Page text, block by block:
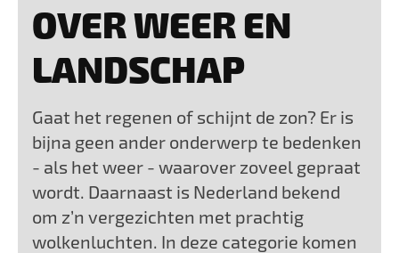
OVER WEER EN
LANDSCHAP
Gaat het regenen of schijnt de zon? Er is
bijna geen ander onderwerp te bedenken
- als het weer - waarover zoveel gepraat
wordt. Daarnaast is Nederland bekend
om z’n vergezichten met prachtig
wolkenluchten. In deze categorie komen